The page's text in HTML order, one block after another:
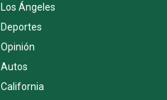
Los Ángeles
Deportes
Opinión
Autos
California